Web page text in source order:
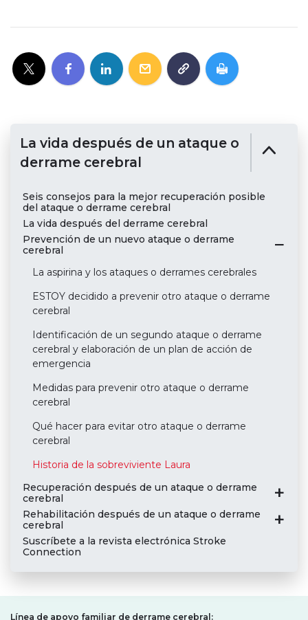
La vida después de un ataque o
derrame cerebral
Seis consejos para la mejor recuperación posible
del ataque o derrame cerebral
La vida después del derrame cerebral
Prevención de un nuevo ataque o derrame
cerebral
La aspirina y los ataques o derrames cerebrales
ESTOY decidido a prevenir otro ataque o derrame
cerebral
Identificación de un segundo ataque o derrame
cerebral y elaboración de un plan de acción de
emergencia
Medidas para prevenir otro ataque o derrame
cerebral
Qué hacer para evitar otro ataque o derrame
cerebral
Historia de la sobreviviente Laura
Recuperación después de un ataque o derrame
cerebral
Rehabilitación después de un ataque o derrame
cerebral
Suscríbete a la revista electrónica Stroke
Connection
Línea de apoyo familiar de derrame cerebral: